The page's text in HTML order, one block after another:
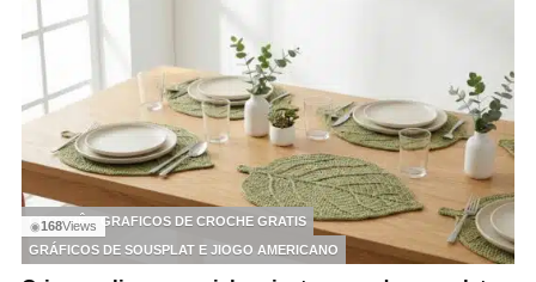
◉168Views
CROCHÊ
GRAFICOS DE CROCHE GRATIS
GRÁFICOS DE SOUSPLAT E JIOGO AMERICANO